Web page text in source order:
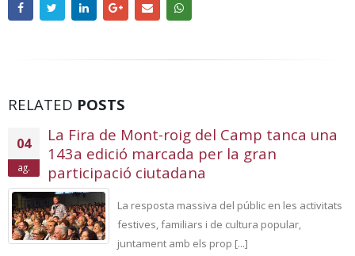
RELATED POSTS
04
ag.
La Fira de Mont-roig del Camp tanca una
143a edició marcada per la gran
participació ciutadana
La resposta massiva del públic en les activitats
festives, familiars i de cultura popular,
juntament amb els prop [...]